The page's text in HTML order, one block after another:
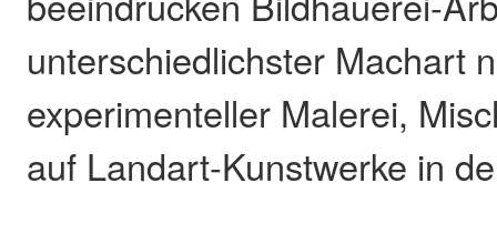
unterschiedlichster Machart
experimenteller Malerei,
auf Landart-Kunstwerke in